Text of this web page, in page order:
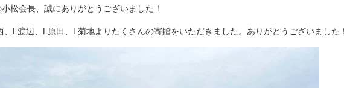
松会長、誠にありがとうございました！
、L渡辺、L原田、L菊地よりたくさんの寄贈をいただきました。ありがとうございました！